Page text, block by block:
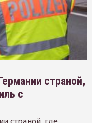
страной,
с